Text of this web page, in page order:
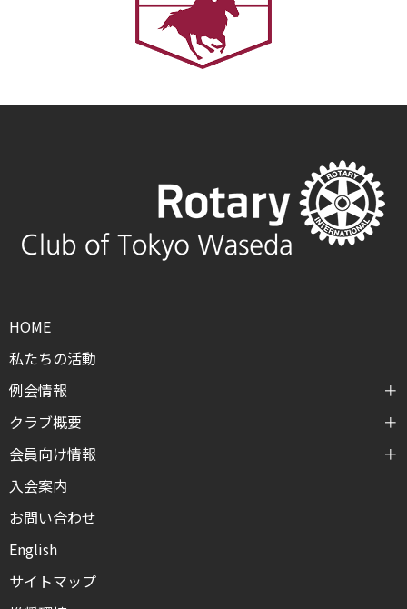
HOME
私たちの活動
例会情報
クラブ概要
会員向け情報
入会案内
お問い合わせ
English
サイトマップ